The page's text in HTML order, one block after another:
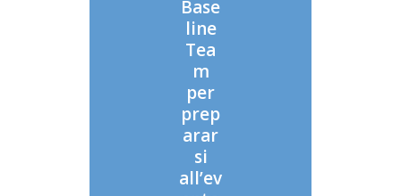
Base
line
Tea
m
per
prep
arar
si
all’ev